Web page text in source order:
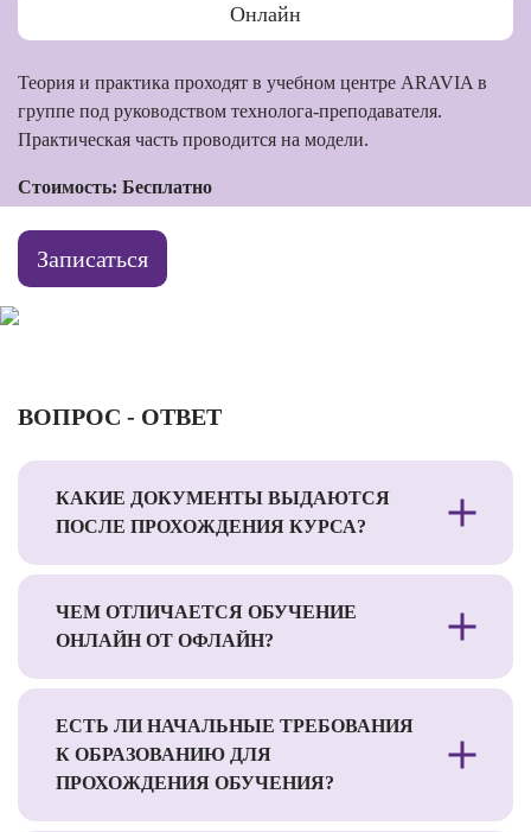
Онлайн
Теория и практика проходят в учебном центре ARAVIA в
группе под руководством технолога-преподавателя.
Практическая часть проводится на модели.
Стоимость: Бесплатно
Записаться
ВОПРОС - ОТВЕТ
КАКИЕ ДОКУМЕНТЫ ВЫДАЮТСЯ
ПОСЛЕ ПРОХОЖДЕНИЯ КУРСА?
ЧЕМ ОТЛИЧАЕТСЯ ОБУЧЕНИЕ
ОНЛАЙН ОТ ОФЛАЙН?
ЕСТЬ ЛИ НАЧАЛЬНЫЕ ТРЕБОВАНИЯ
К ОБРАЗОВАНИЮ ДЛЯ
ПРОХОЖДЕНИЯ ОБУЧЕНИЯ?